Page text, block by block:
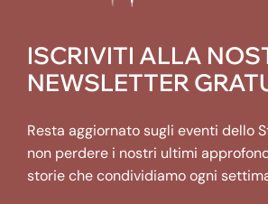
ISCRIVITI ALLA
NEWSLETTER
Resta aggiornato sugli eventi dello
non perdere i nostri ultimi
storie che condividiamo ogni